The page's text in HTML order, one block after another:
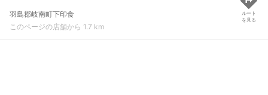
羽島郡岐南町下印食
このページの店舗から 1.7 km
ルート
を見る